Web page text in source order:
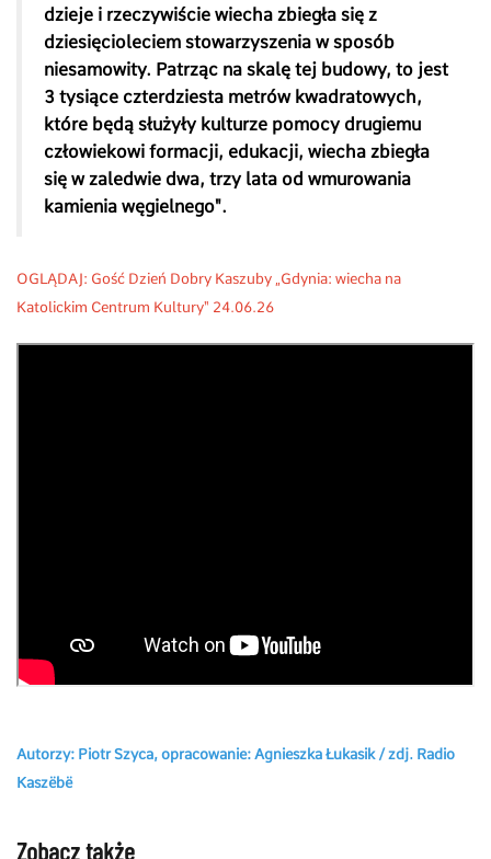
dzieje i rzeczywiście wiecha zbiegła się z
dziesięcioleciem stowarzyszenia w sposób
niesamowity. Patrząc na skalę tej budowy, to jest
3 tysiące czterdziesta metrów kwadratowych,
które będą służyły kulturze pomocy drugiemu
człowiekowi formacji, edukacji, wiecha zbiegła
się w zaledwie dwa, trzy lata od wmurowania
kamienia węgielnego".
OGLĄDAJ: Gość Dzień Dobry Kaszuby „ Gdynia: wiecha na
Katolickim Centrum Kultury" 24.06.26
Autorzy: Piotr Szyca, opracowanie: Agnieszka Łukasik / zdj. Radio
Kaszëbë
Zobacz także